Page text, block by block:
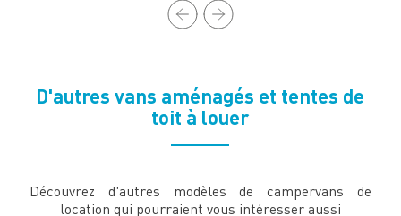
D'autres vans aménagés et tentes de
toit à louer
Découvrez d'autres modèles de campervans de
location qui pourraient vous intéresser aussi